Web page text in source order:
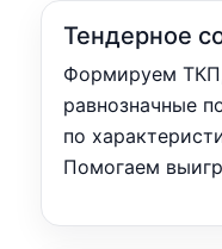
Тендерное
Формируем
равнозначные
по
Помогаем